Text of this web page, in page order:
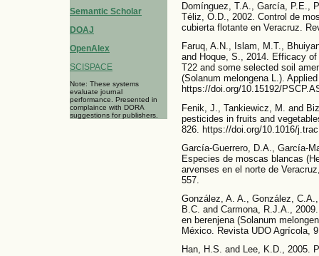
Semantic Scholar
DOAJ
OpenAlex
SCISPACE
Note: These systems
evaluate journal
performance. Presented in
complaince with DORA
suggestions for publishers.
Domínguez, T.A., García, P.E.,
Téliz, O.D., 2002. Control de
cubierta flotante en Veracruz.
Faruq, A.N., Islam, M.T.,
and Hoque, S., 2014. Efficacy
T22 and some selected soil
(Solanum melongena L.).
https://doi.org/10.15192/
Fenik, J., Tankiewicz, M. and
pesticides in fruits and
826. https://doi.org/10.1016/
García-Guerrero, D.A., García-
Especies de moscas blancas
arvenses en el norte de
557.
González, A. A., González,
B.C. and Carmona, R.J.A.,
en berenjena (Solanum
México. Revista UDO Agrícola,
Han, H.S. and Lee, K.D., 2005.